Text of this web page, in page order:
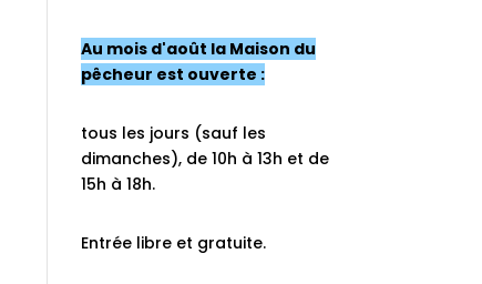
Au mois d'août la Maison du
pêcheur est ouverte :
tous les jours (sauf les
dimanches), de 10h à 13h et de
15h à 18h.
Entrée libre et gratuite.